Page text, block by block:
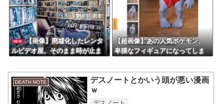
NEW
【画像】廃墟化したレンタ
ルビデオ屋、そのまま時が止ま
ｗｗ
【超画像】あの人気ポケモン、
卑猥なフィギュアになってしま
DEATH NOTE
デスノートとかいう頭が悪い漫画
ｗ